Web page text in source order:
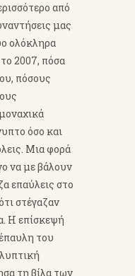
από
μας
ολόκληρα
2007, πόσα
πόσους
όσο και
Μια φορά
να με βάλουν
επαύλεις στο
στέγαζαν
Η επίσκεψή
του
τη βίλα των